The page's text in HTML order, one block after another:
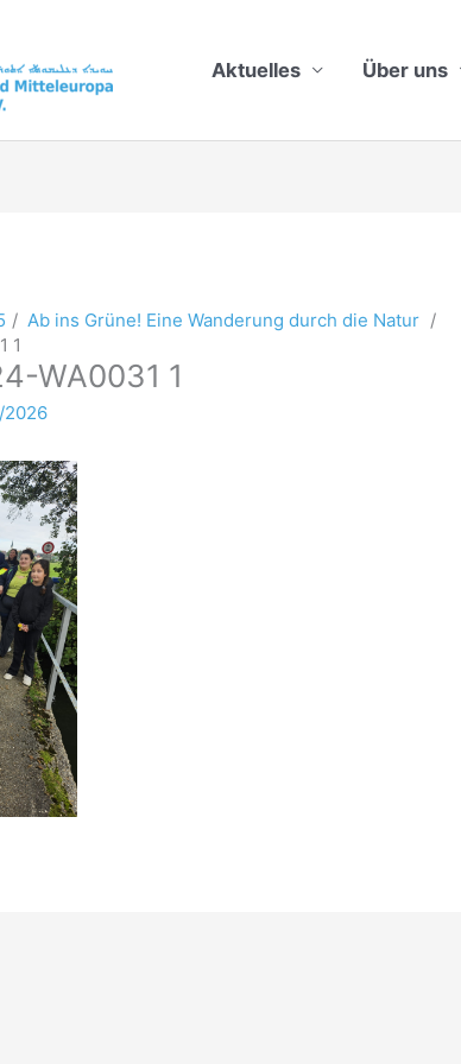
Aktuelles Über uns
Ab ins Grüne! Eine Wanderung durch die Natur
1
WA0031 1
2026